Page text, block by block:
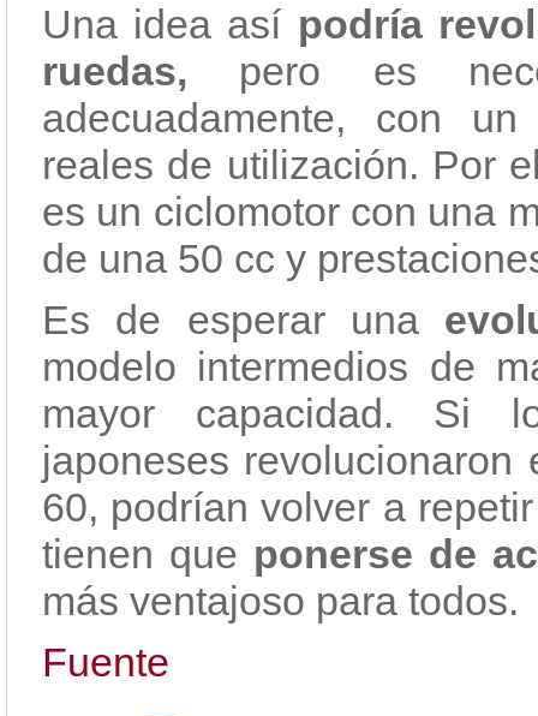
Una idea así podría
ruedas, pero es
adecuadamente, con
reales de utilización. Por
es un ciclomotor con una
de una 50 cc y
Es de esperar una
modelo intermedios de
mayor capacidad. Si
japoneses
60, podrían volver a
tienen que ponerse de
más ventajoso para todos.
Fuente